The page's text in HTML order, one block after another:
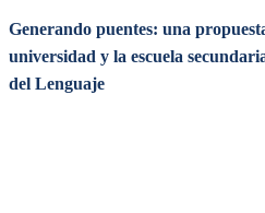
Generando puentes: una
universidad y la escuela
del Lenguaje